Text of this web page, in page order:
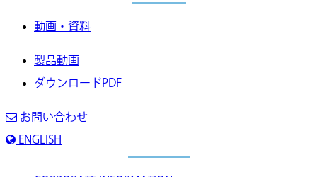
動画・資料
製品動画
ダウンロードPDF
お問い合わせ
ENGLISH